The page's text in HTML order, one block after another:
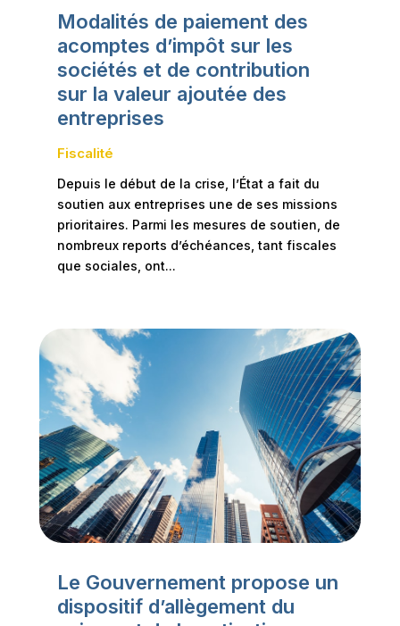
Modalités de paiement des
acomptes d’impôt sur les
sociétés et de contribution
sur la valeur ajoutée des
entreprises
Fiscalité
Depuis le début de la crise, l’État a fait du
soutien aux entreprises une de ses missions
prioritaires. Parmi les mesures de soutien, de
nombreux reports d’échéances, tant fiscales
que sociales, ont...
Le Gouvernement propose un
dispositif d’allègement du